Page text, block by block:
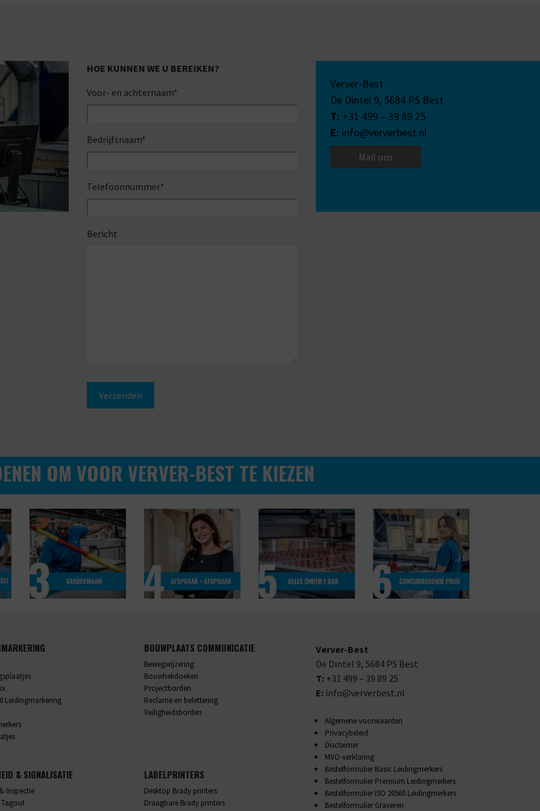
HOE KUNNEN WE U BEREIKEN?
Voor- en achternaam*
Bedrijfsnaam*
Telefoonnummer*
Bericht
Verver-Best
De Dintel 9, 5684 PS Best
T: +31 499 – 39 89 25
E: info@ververbest.nl
Mail ons
OM VOOR VERVER-BEST TE KIEZEN
Leidingmarkering
BOUWPLAATS COMMUNICATIE
Bewegwijzering
Bouwhekdoeken
Projectborden
Reclame en belettering
Veiligheidsborden
& SIGNALISATIE
Inspectie
LABELPRINTERS
Desktop Brady printers
Draagbare Brady printers
Verver-Best
De Dintel 9, 5684 PS Best
T: +31 499 – 39 89 25
E: info@ververbest.nl
Algemene voorwaarden
Privacybeleid
Disclaimer
MVO-verklaring
Bestelformulier Basic Leidingmerkers
Bestelformulier Premium Leidingmerkers
Bestelformulier ISO 20560 Leidingmerkers
Bestelformulier Graveren